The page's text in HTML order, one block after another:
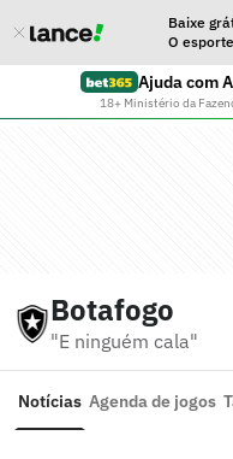
Baixe
O
Ajuda com
18+ Ministério da
Botafogo
"E ninguém cala"
Notícias Agenda de jogos